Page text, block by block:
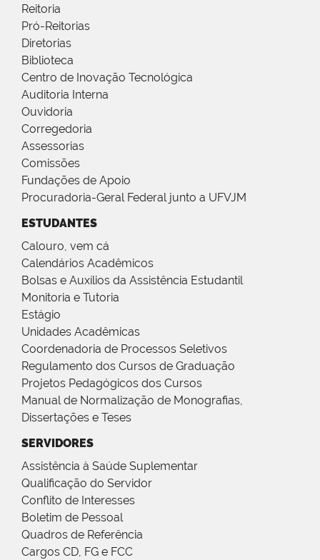
Reitoria
Pró-Reitorias
Diretorias
Biblioteca
Centro de Inovação Tecnológica
Auditoria Interna
Ouvidoria
Corregedoria
Assessorias
Comissões
Fundações de Apoio
Procuradoria-Geral Federal junto a UFVJM
ESTUDANTES
Calouro, vem cá
Calendários Acadêmicos
Bolsas e Auxílios da Assistência Estudantil
Monitoria e Tutoria
Estágio
Unidades Acadêmicas
Coordenadoria de Processos Seletivos
Regulamento dos Cursos de Graduação
Projetos Pedagógicos dos Cursos
Manual de Normalização de Monografias,
Dissertações e Teses
SERVIDORES
Assistência à Saúde Suplementar
Qualificação do Servidor
Conflito de Interesses
Boletim de Pessoal
Quadros de Referência
Cargos CD, FG e FCC